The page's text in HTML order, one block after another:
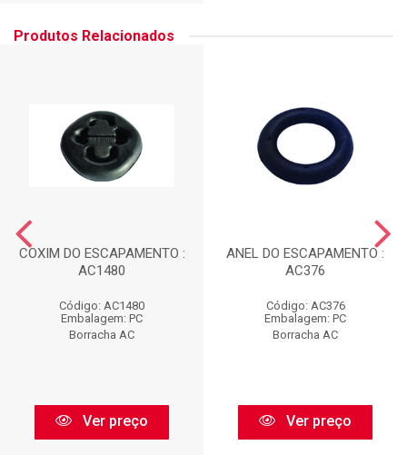
Produtos Relacionados
COXIM DO ESCAPAMENTO :
AC1480
Código: AC1480
Embalagem: PC
Borracha AC
Ver preço
ANEL DO ESCAPAMENTO :
AC376
Código: AC376
Embalagem: PC
Borracha AC
Ver preço